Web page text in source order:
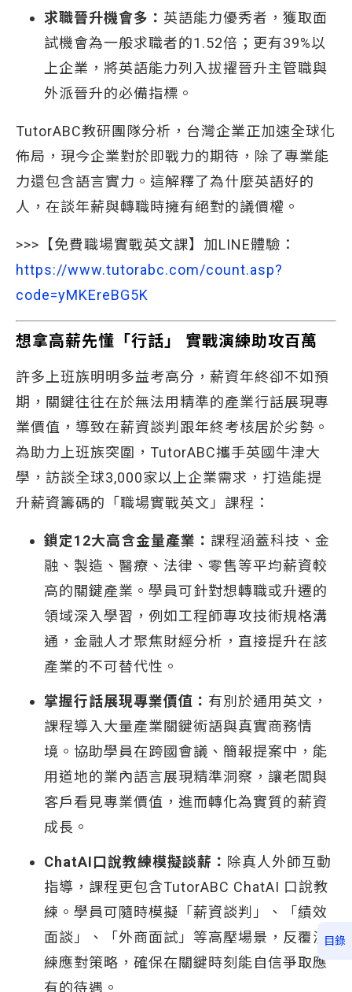
求職晉升機會多： 英語能力優秀者，獲取面
試機會為一般求職者的1.52倍；更有39%以
上企業，將英語能力列入拔擢晉升主管職與
外派晉升的必備指標。
TutorABC教研團隊分析，台灣企業正加速全球化
佈局，現今企業對於即戰力的期待，除了專業能
力還包含語言實力。這解釋了為什麼英語好的
人，在談年薪與轉職時擁有絕對的議價權。
>>>【免費職場實戰英文課】加LINE體驗：
https://www.tutorabc.com/count.asp?
code=yMKEreBG5K
想拿高薪先懂「行話」 實戰演練助攻百萬
許多上班族明明多益考高分，薪資年終卻不如預
期，關鍵往往在於無法用精準的產業行話展現專
業價值，導致在薪資談判跟年終考核居於劣勢。
為助力上班族突圍，TutorABC攜手英國牛津大
學，訪談全球3,000家以上企業需求，打造能提
升薪資籌碼的「職場實戰英文」課程：
鎖定12大高含金量產業： 課程涵蓋科技、金
融、製造、醫療、法律、零售等平均薪資較
高的關鍵產業。學員可針對想轉職或升遷的
領域深入學習，例如工程師專攻技術規格溝
通，金融人才聚焦財經分析，直接提升在該
產業的不可替代性。
掌握行話展現專業價值： 有別於通用英文，
課程導入大量產業關鍵術語與真實商務情
境。協助學員在跨國會議、簡報提案中，能
用道地的業內語言展現精準洞察，讓老闆與
客戶看見專業價值，進而轉化為實質的薪資
成長。
ChatAI口說教練模擬談薪： 除真人外師互動
指導，課程更包含TutorABC ChatAI 口說教
練。學員可隨時模擬「薪資談判」、「績效
面談」、「外商面試」等高壓場景，反覆演
練應對策略，確保在關鍵時刻能自信爭取應
有的待遇。
目錄